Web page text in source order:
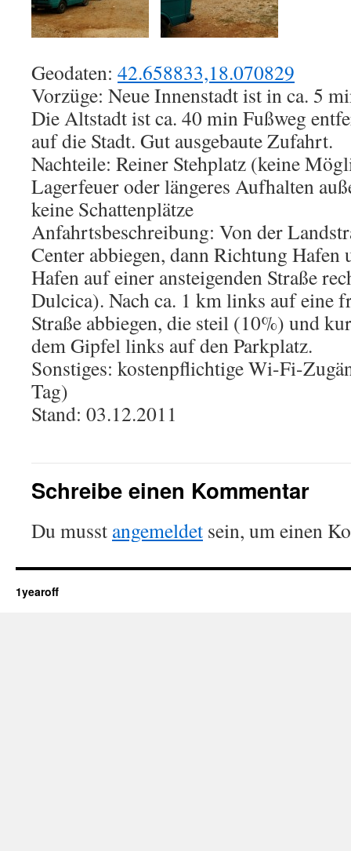
Geodaten: 42.658833,18.070829
Vorzüge: Neue Innenstadt ist in ca. 5
Die Altstadt ist ca. 40 min Fußweg
auf die Stadt. Gut ausgebaute Zufahrt.
Nachteile: Reiner Stehplatz (keine
Lagerfeuer oder längeres Aufhalten
keine Schattenplätze
Anfahrtsbeschreibung: Von der
Center abbiegen, dann Richtung
Hafen auf einer ansteigenden Straße
Dulcica). Nach ca. 1 km links auf eine
Straße abbiegen, die steil (10%) und
dem Gipfel links auf den Parkplatz.
Sonstiges: kostenpflichtige Wi-Fi-
Tag)
Stand: 03.12.2011
Schreibe einen Kommentar
Du musst angemeldet sein, um einen
1yearoff